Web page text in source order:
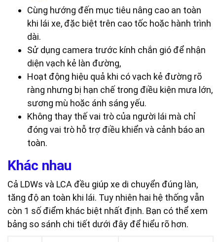
Cùng hướng đến mục tiêu nâng cao an toàn
khi lái xe, đặc biệt trên cao tốc hoặc hành trình
dài.
Sử dụng camera trước kính chắn gió để nhận
diện vạch kẻ làn đường,
Hoạt động hiệu quả khi có vạch kẻ đường rõ
ràng nhưng bị hạn chế trong điều kiện mưa lớn,
sương mù hoặc ánh sáng yếu.
Không thay thế vai trò của người lái mà chỉ
đóng vai trò hỗ trợ điều khiển và cảnh báo an
toàn.
Khác nhau
Cả LDWs và LCA đều giúp xe di chuyển đúng làn,
tăng độ an toàn khi lái. Tuy nhiên hai hệ thống vẫn
còn 1 số điểm khác biệt nhất định. Bạn có thể xem
bảng so sánh chi tiết dưới đây để hiểu rõ hơn.